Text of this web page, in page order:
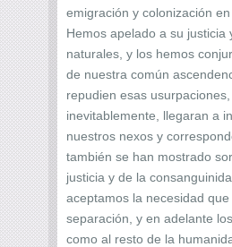
emigración y colonización
Hemos apelado a su justicia
naturales, y los hemos
de nuestra común
repudien esas usurpaciones,
inevitablemente, llegaran a
nuestros nexos y
también se han mostrado
justicia y de la
aceptamos la necesidad
separación, y en adelante
como al resto de la